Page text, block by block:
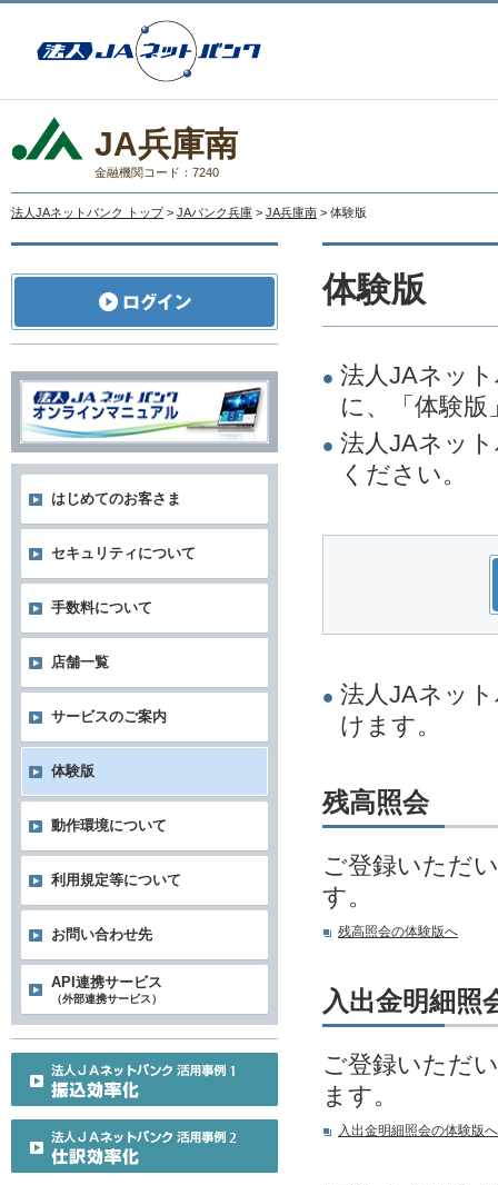
JA兵庫南
金融機関コード：7240
法人JAネットバンク トップ > JAバンク兵庫 > JA兵庫南 > 体験版
体験版
法人JAネッ
に、「体験
法人JAネッ
ください。
法人JAネッ
けます。
残高照会
ご登録いただ
す。
残高照会の体験版へ
入出金明細照
ご登録いただ
ます。
入出金明細照会の体験版へ
はじめてのお客さま
セキュリティについて
手数料について
店舗一覧
サービスのご案内
体験版
動作環境について
利用規定等について
お問い合わせ先
API連携サービス
（外部連携サービス）